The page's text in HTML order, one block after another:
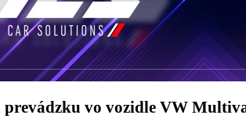
prevádzku vo vozidle VW